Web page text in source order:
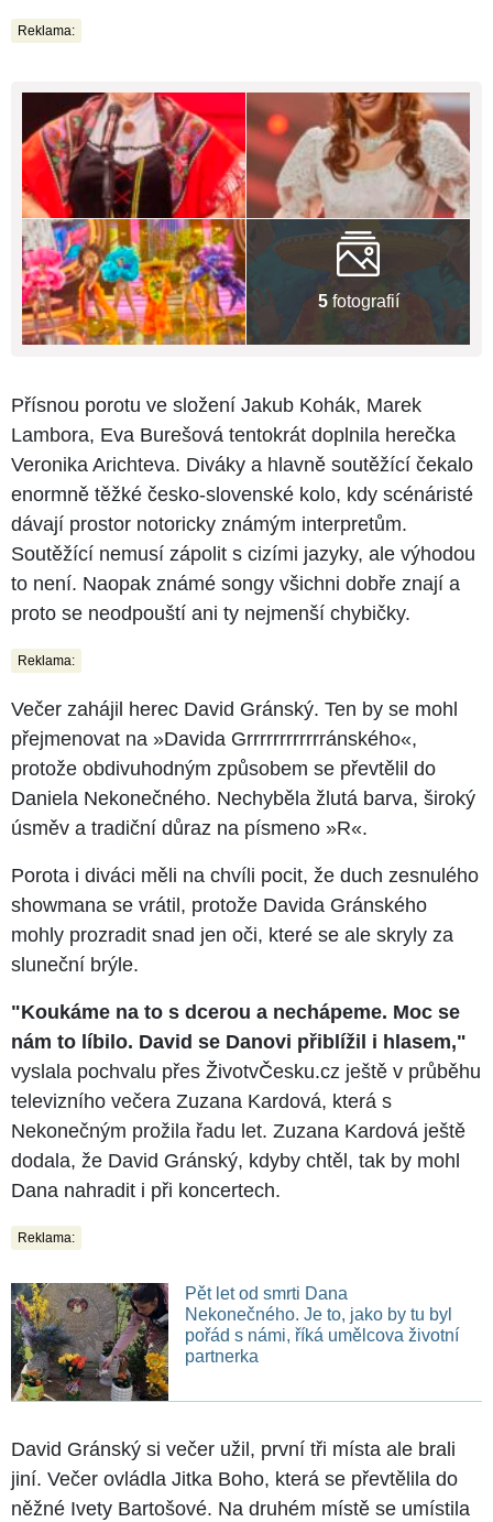
Reklama:
5fotografií
Přísnou porotu ve složení Jakub Kohák, Marek
Lambora, Eva Burešová tentokrát doplnila herečka
Veronika Arichteva. Diváky a hlavně soutěžící čekalo
enormně těžké česko-slovenské kolo, kdy scénáristé
dávají prostor notoricky známým interpretům.
Soutěžící nemusí zápolit s cizími jazyky, ale výhodou
to není. Naopak známé songy všichni dobře znají a
proto se neodpouští ani ty nejmenší chybičky.
Reklama:
Večer zahájil herec David Gránský. Ten by se mohl
přejmenovat na »Davida Grrrrrrrrrrrránského«,
protože obdivuhodným způsobem se převtělil do
Daniela Nekonečného. Nechyběla žlutá barva, široký
úsměv a tradiční důraz na písmeno »R«.
Porota i diváci měli na chvíli pocit, že duch zesnulého
showmana se vrátil, protože Davida Gránského
mohly prozradit snad jen oči, které se ale skryly za
sluneční brýle.
"Koukáme na to s dcerou a nechápeme. Moc se
nám to líbilo. David se Danovi přiblížil i hlasem,"
vyslala pochvalu přes ŽivotvČesku.cz ještě v průběhu
televizního večera Zuzana Kardová, která s
Nekonečným prožila řadu let. Zuzana Kardová ještě
dodala, že David Gránský, kdyby chtěl, tak by mohl
Dana nahradit i při koncertech.
Reklama:
Pět let od smrti Dana
Nekonečného. Je to, jako by tu byl
pořád s námi, říká umělcova životní
partnerka
David Gránský si večer užil, první tři místa ale brali
jiní. Večer ovládla Jitka Boho, která se převtělila do
něžné Ivety Bartošové. Na druhém místě se umístila